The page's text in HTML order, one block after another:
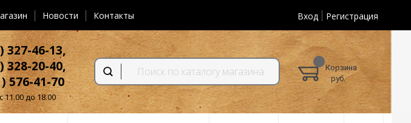
Новости Контакты Вход Регистрация
327-46-13,
328-20-40,
576-41-70
11.00 до 18.00
Корзина
руб.